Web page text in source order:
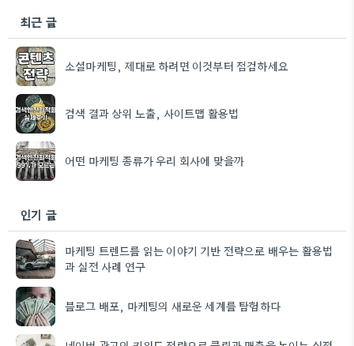
최근 글
소셜마케팅, 제대로 하려면 이것부터 점검하세요
검색 결과 상위 노출, 사이트맵 활용법
어떤 마케팅 종류가 우리 회사에 맞을까
인기 글
마케팅 트렌드를 읽는 이야기 기반 전략으로 배우는 활용법
과 실전 사례 연구
블로그 배포, 마케팅의 새로운 세계를 탐험하다